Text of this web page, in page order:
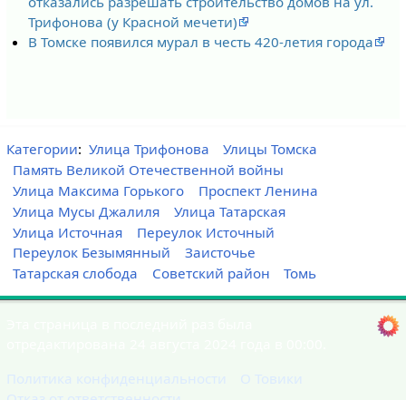
Трифонова (у Красной мечети)
В Томске появился мурал в честь 420-летия города
Категории: Улица Трифонова
Улицы Томска
Память Великой Отечественной войны
Улица Максима Горького
Проспект Ленина
Улица Мусы Джалиля
Улица Татарская
Улица Источная
Переулок Источный
Переулок Безымянный
Заисточье
Татарская слобода
Советский район Томь